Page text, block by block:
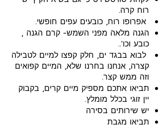
רוח קרה.
אפרופו רוח, כובעים עפים חופשי.
הגנה מלאה מפני השמש- קרם הגנה ,
כובע וכו'..
לבוא בבגד ים, חלק קפצו למיים לטבילה
קצרה, אנחנו בחרנו שלא, המיים קפואים
וזה ממש קצר.
תביאו אתכם מספיק מיים קרים, בקבוק
יין זוגי בכלל מומלץ.
יש שירותים בסירה
תביאו מגבת